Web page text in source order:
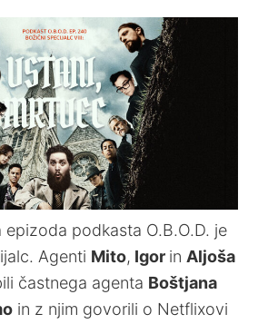
podkasta O.B.O.D. je
Agenti Mito, Igor in Aljoša
častnega agenta Boštjana
in z njim govorili o Netflixovi